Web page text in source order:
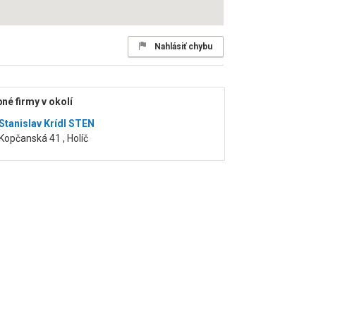
Nahlásiť chybu
firmy v okolí
Krídl STEN
Kopčanská 41 , Holíč